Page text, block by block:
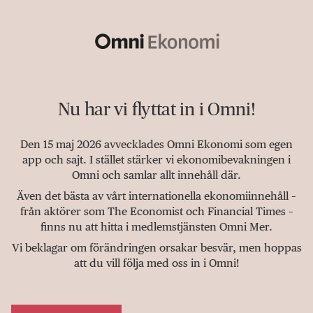
Nu har vi flyttat in i Omni!
Den 15 maj 2026 avvecklades Omni Ekonomi som egen
app och sajt. I stället stärker vi ekonomibevakningen i
Omni och samlar allt innehåll där.
Även det bästa av vårt internationella ekonomiinnehåll –
från aktörer som The Economist och Financial Times –
finns nu att hitta i medlemstjänsten Omni Mer.
Vi beklagar om förändringen orsakar besvär, men hoppas
att du vill följa med oss in i Omni!